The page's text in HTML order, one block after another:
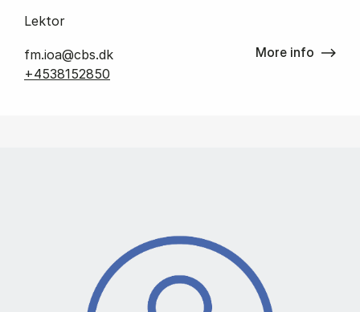
Lektor
fm.ioa@cbs.dk
+4538152850
More info